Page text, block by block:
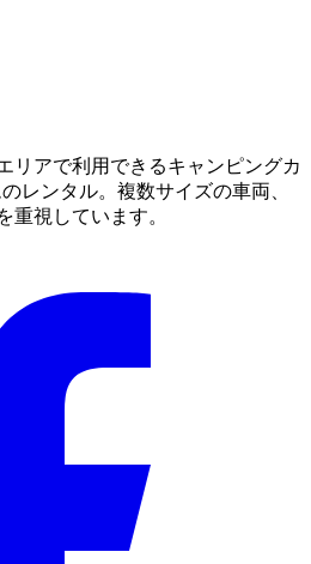
リアで利用できるキャンピングカ
レンタル。複数サイズの車両、
重視しています。